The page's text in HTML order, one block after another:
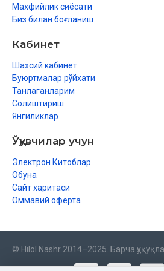
35. Фотир
36. Ясин
38. Сод
40. Ғофир
41. Фуссилат
42. Шўро
43. Зухруф
44. Духон
45. Жосия
46. Аҳқоф
47. Муҳаммад
48. Фатҳ
49. Ҳужурот
50. Қоф
54. Қамар
Махфийлик сиёсати
Биз билан боғланиш
Кабинет
Шахсий кабинет
Буюртмалар рўйхати
Танлаганларим
Солиштириш
Янгиликлар
Ўқувчилар учун
Электрон Китоблар
Обуна
Сайт харитаси
Оммавий оферта
© Hilol Nashr 2014–2025. Барча